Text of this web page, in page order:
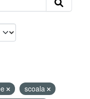
scoala